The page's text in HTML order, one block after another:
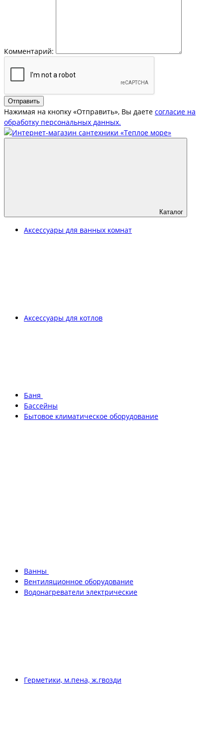
Комментарий:
Отправить
Нажимая на кнопку «Отправить», Вы даете согласие на
обработку персональных данных.
Каталог
Аксессуары для ванных комнат
Аксессуары для котлов
Баня
Бассейны
Бытовое климатическое оборудование
Ванны
Вентиляционное оборудование
Водонагреватели электрические
Герметики, м.пена, ж.гвозди